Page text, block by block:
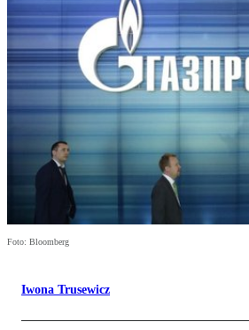
Foto: Bloomberg
Iwona Trusewicz